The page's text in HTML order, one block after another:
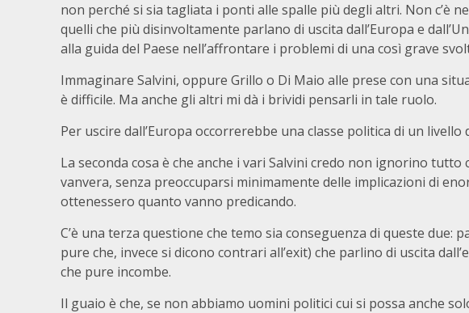
non perché si sia tagliata i ponti alle spalle più degli altri. Non c’è
quelli che più disinvoltamente parlano di uscita dall’Europa e
alla guida del Paese nell’affrontare i problemi di una così grave
Immaginare Salvini, oppure Grillo o Di Maio alle prese con una
è difficile. Ma anche gli altri mi dà i brividi pensarli in tale ruolo.
Per uscire dall’Europa occorrerebbe una classe politica di un
La seconda cosa è che anche i vari Salvini credo non ignorino
vanvera, senza preoccuparsi minimamente delle implicazioni di
ottenessero quanto vanno predicando.
C’è una terza questione che temo sia conseguenza di queste due:
pure che, invece si dicono contrari all’exit) che parlino di uscita
che pure incombe.
Il guaio è che, se non abbiamo uomini politici cui si possa anche